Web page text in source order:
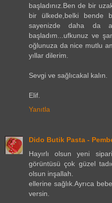
başladınız.Ben de bir
bir ülkede,belki bende
sayenizde daha da
başladım...ufkunuz ve
oğlunuza da nice mutlu
yıllar dilerim.
Sevgi ve sağlıcakal kalın.
Elif.
Yanıtla
Dido Butik Pasta -
Hayırlı olsun yeni
görüntüsü çok güzel
olsun inşallah.
ellerine sağlık.Ayrıca
versin.